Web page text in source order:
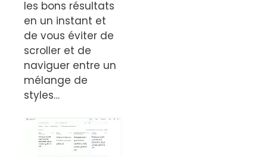
les bons résultats
en un instant et
de vous éviter de
scroller et de
naviguer entre un
mélange de
styles…